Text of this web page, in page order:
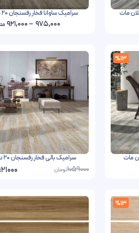
سرامیک ساوانا فخار رفسنجان 20 در 120 پرسلان مات
975,000
–
921,000
%13
سرامیک بالی فخار رفسنجان 20 در 120 پرسلان مات
1059000تومان
%13